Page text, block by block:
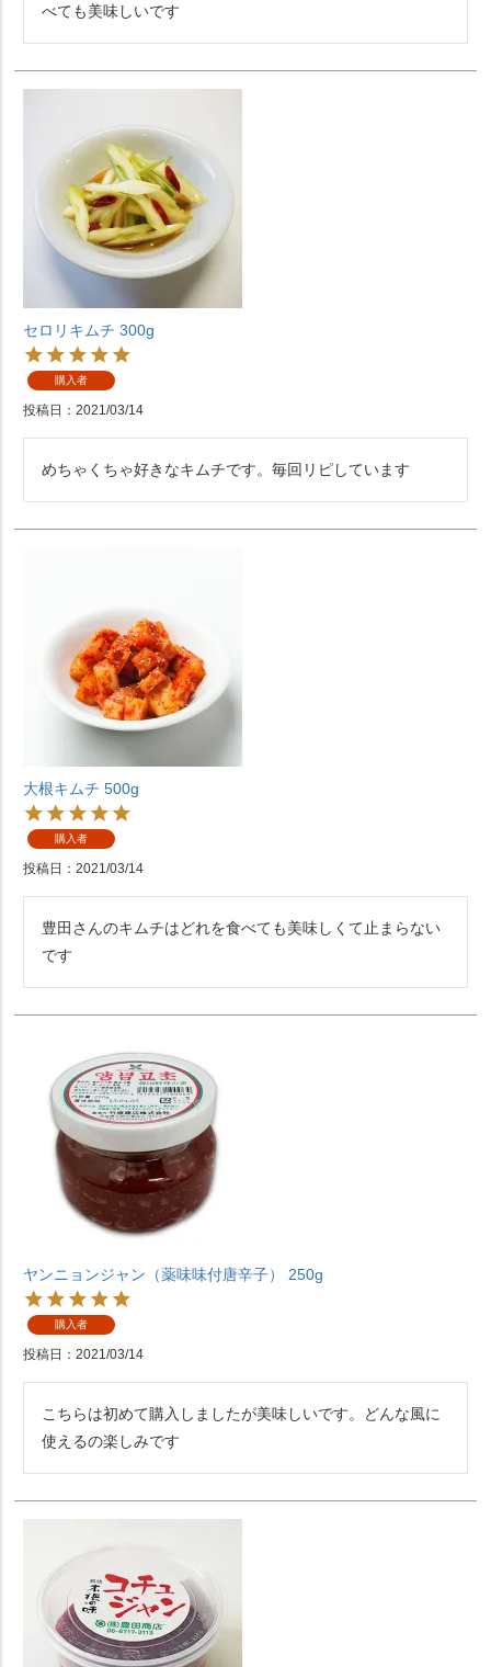
べても美味しいです
セロリキムチ 300g
購入者
投稿日 2021/03/14
めちゃくちゃ好きなキムチです。毎回リピしています
大根キムチ 500g
購入者
投稿日 2021/03/14
豊田さんのキムチはどれを食べても美味しくて止まらない
です
ヤンニョンジャン（薬味味付唐辛子） 250g
購入者
投稿日 2021/03/14
こちらは初めて購入しましたが美味しいです。どんな風に
使えるの楽しみです